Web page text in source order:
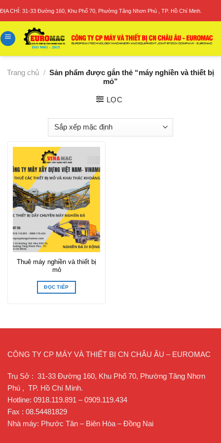
ĐỊA CHỈ: 31-33 Đường 160, Khu Phố 70, Phường Tăng Nhơn Phú , TP. Hồ Chí Minh.
Trang chủ / Sản phẩm được gắn thẻ “máy nghiền và thiết bị
mỏ”
LỌC
Thuê máy nghiền và thiết bị
mỏ
ĐỌC TIẾP
CÔNG TY CP MÁY VÀ THIẾT BỊ CN CHÂU ÂU – EUROMAC
Trụ Sở : 31-33 Đường 160, Khu Phố 70, Phường Tăng Nhơn
Phú , TP. Hồ Chí Minh.
Hotline: 0918.119.891 – 0909.119.434
Fax : 08.54481829
Nhà máy: Phước Tân – Biên Hòa – Đồng Nai